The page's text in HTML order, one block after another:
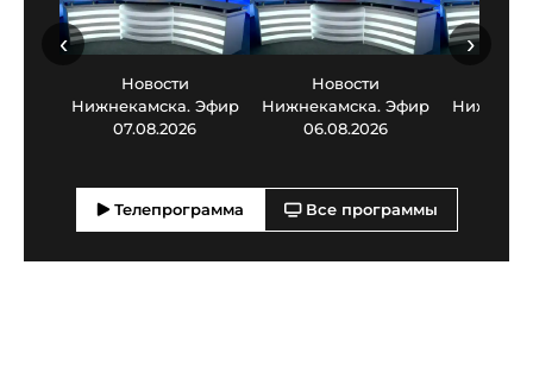
Новости
Нижнекамска. Эфир
07.08.2026
Новости
Нижнекамска. Эфир
06.08.2026
‹ ›
Телепрограмма Все программы